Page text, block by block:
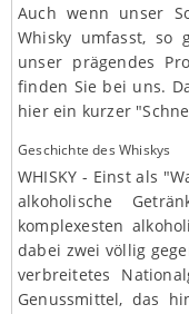
Auch wenn unser
Whisky umfasst, so
unser prägendes
finden Sie bei uns.
hier ein kurzer
Geschichte des Whiskys
WHISKY - Einst als
alkoholische
komplexesten
dabei zwei völlig
verbreitetes
Genussmittel, das